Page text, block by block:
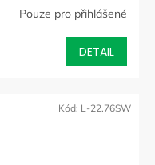
Pouze pro přihlášené
DETAIL
Kód: L-22.76SW